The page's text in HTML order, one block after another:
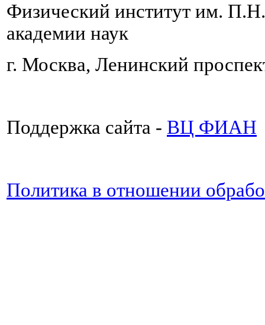
Физический институт им.
академии наук
г. Москва, Ленинский
Поддержка сайта - ВЦ ФИАН
Политика в отношении